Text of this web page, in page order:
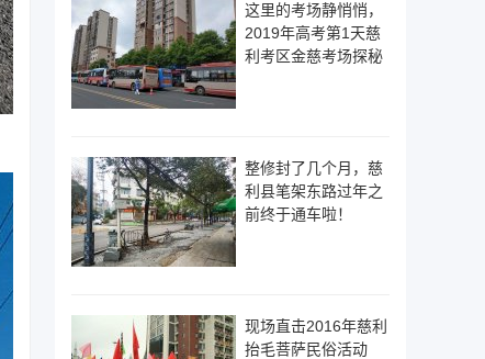
这里的考场静悄悄，
2019年高考第1天慈
利考区金慈考场探秘
整修封了几个月，慈
利县笔架东路过年之
前终于通车啦！
现场直击2016年慈利
抬毛菩萨民俗活动